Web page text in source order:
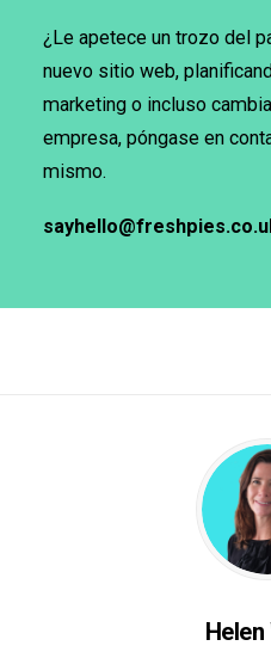
¿Le apetece un trozo del
nuevo sitio web,
marketing o incluso
empresa, póngase en
mismo.